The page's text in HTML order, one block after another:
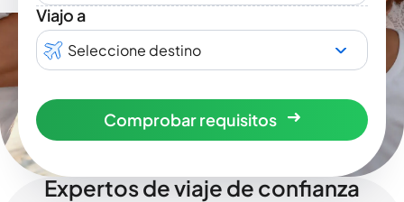
Viajo a
Seleccione destino
Comprobar requisitos
Expertos de viaje de confianza